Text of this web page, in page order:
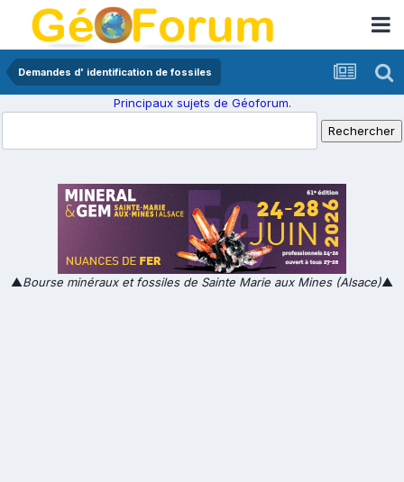
Demandes d' identification de fossiles
Principaux sujets de Géoforum.
▲Bourse minéraux et fossiles de Sainte Marie aux Mines (Alsace)▲